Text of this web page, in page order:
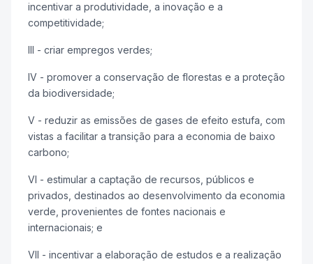
incentivar a produtividade, a inovação e a
competitividade;
III - criar empregos verdes;
IV - promover a conservação de florestas e a proteção
da biodiversidade;
V - reduzir as emissões de gases de efeito estufa, com
vistas a facilitar a transição para a economia de baixo
carbono;
VI - estimular a captação de recursos, públicos e
privados, destinados ao desenvolvimento da economia
verde, provenientes de fontes nacionais e
internacionais; e
VII - incentivar a elaboração de estudos e a realização